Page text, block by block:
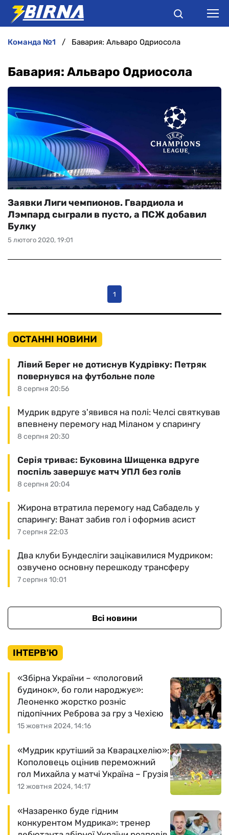
АНАЛІТИКА
ІНТЕРВ'Ю
РІЗНЕ
БУКМЕКЕРИ
команда №1 Бавария: Альваро Одриосола
Бавария: Альваро Одриосола
5 лютого 2020, 19:01
Заявки Лиги чемпионов. Гвардиола и
Лэмпард сыграли в пусто, а ПСЖ добавил
Булку
1
ОСТАННІ НОВИНИ
8 серпня 20:56
Лівий Берег не дотиснув Кудрівку: Петряк
повернувся на футбольне поле
8 серпня 20:30
Мудрик вдруге з'явився на полі: Челсі святкував
впевнену перемогу над Міланом у спарингу
8 серпня 20:04
Серія триває: Буковина Шищенка вдруге
поспіль завершує матч УПЛ без голів
7 серпня 22:03
Жирона втратила перемогу над Сабадель у
спарингу: Ванат забив гол і оформив асист
7 серпня 10:01
Два клуби Бундесліги зацікавилися Мудриком:
озвучено основну перешкоду трансферу
Всі новини
ІНТЕРВ'Ю
15 жовтня 2024, 14:16
«Збірна України – «пологовий
будинок», бо голи народжує»:
Леоненко жорстко розніс
підопічних Реброва за гру з Чехією
12 жовтня 2024, 14:17
«Мудрик крутіший за Кварацхелію»:
Кополовець оцінив переможний
гол Михайла у матчі Україна – Грузія
«Назаренко буде гідним
конкурентом Мудрика»: тренер